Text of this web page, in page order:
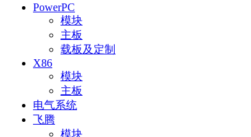
PowerPC
模块
主板
载板及定制
X86
模块
主板
电气系统
飞腾
模块